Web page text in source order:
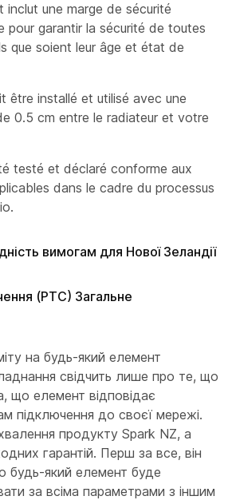
inclut une marge de sécurité
pour garantir la sécurité de toutes
que soient leur âge et état de
être installé et utilisé avec une
0.5 cm entre le radiateur et votre
testé et déclaré conforme aux
dans le cadre du processus
вимогам для Нової Зеландії
(PTC) Загальне
на будь-який елемент
свідчить лише про те, що
що елемент відповідає
підключення до своєї мережі.
продукту Spark NZ, а
гарантій. Перш за все, він
будь-який елемент буде
за всіма параметрами з іншим